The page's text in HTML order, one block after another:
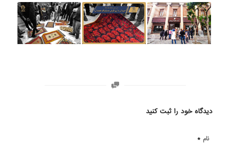
دیدگاه خود را ثبت کنید
نام *